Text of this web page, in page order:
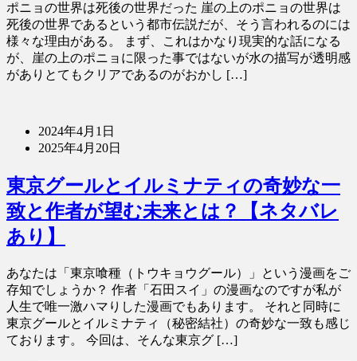
ポニョの世界は死後の世界だった 崖の上のポニョの世界は
死後の世界であるという都市伝説だが、そう言われるのには
様々な理由がある。 まず、これはかなり現実的な話になる
が、崖の上のポニョに限った事ではないが水の描写が透明感
がありとてもクリアであるのがおかし […]
2024年4月1日
2025年4月20日
東京グールとイルミナティの奇妙な一
致と作者が望む未来とは？【ネタバレ
あり】
あなたは「東京喰種（トウキョウグール）」という漫画をご
存知でしょうか？ 作者「石田スイ」の漫画なのですが私が
人生で唯一激ハマりした漫画でもあります。 それと同時に
東京グールとイルミナティ（秘密結社）の奇妙な一致も感じ
ております。 今回は、そんな東京グ […]